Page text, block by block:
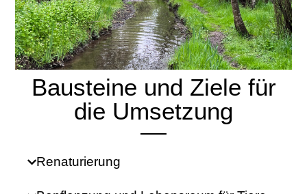
Bausteine und Ziele für
die Umsetzung
Renaturierung